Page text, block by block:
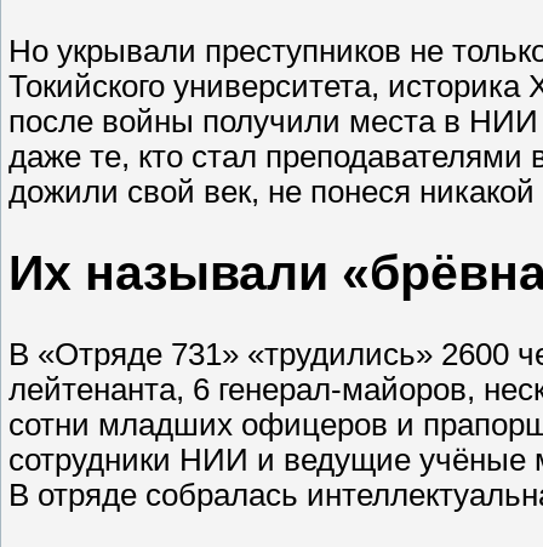
Но укрывали преступников не
Токийского университета,
после войны получили места в
даже те, кто стал преподавателями
дожили свой век, не понеся
Их называли
В «Отряде 731» «трудились» 2600
лейтенанта, 6 генерал-майоров,
сотни младших офицеров и
сотрудники НИИ и ведущие учёные
В отряде собралась